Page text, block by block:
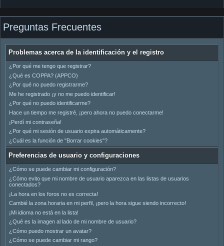
Preguntas Frecuentes
Problemas acerca de la identificación y el registro
¿Por qué me tengo que registrar?
¿Qué es COPPA? (APPCO)
¿Por qué no puedo registrarme?
Me he registrado ¡y no me puedo identificar!
¿Por qué no puedo identificarme?
Hace un tiempo me registré, ¡pero ahora no puedo conectarme!
¡Perdí mi contraseña!
¿Por qué mi sesión de usuario expira automáticamente?
¿Cuál es la función de "Borrar cookies"?
Preferencias de usuario y configuraciones
¿Cómo se puede cambiar mi configuración?
¿Cómo evito que mi nombre de usuario aparezca en las listas de usuarios
conectados?
¡La hora en los foros no es correcta!
Cambié la zona horaria en mi perfil, ¡pero la hora sigue siendo incorrecto!
¡Mi idioma no está en la lista!
¿Qué es la imagen al lado de mi nombre de usuario?
¿Cómo puedo mostrar un avatar?
¿Cómo se puede cambiar mi rango?